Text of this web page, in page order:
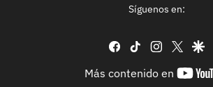
Síguenos en:
facebook
tiktok instagram
twitter
Más contenido en